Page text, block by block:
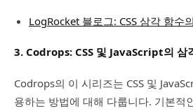
LogRocket 블로그: CSS 삼각 함수
3. Codrops: CSS 및 JavaScript의 삼
Codrops의 이 시리즈는 CSS 및
용하는 방법에 대해 다룹니다. 기본적